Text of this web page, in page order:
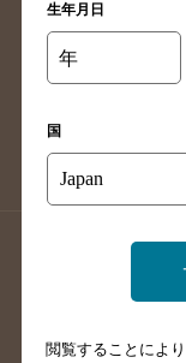
高知県の
長崎県の
大分県の
生年月日
年
国
閲覧することにより